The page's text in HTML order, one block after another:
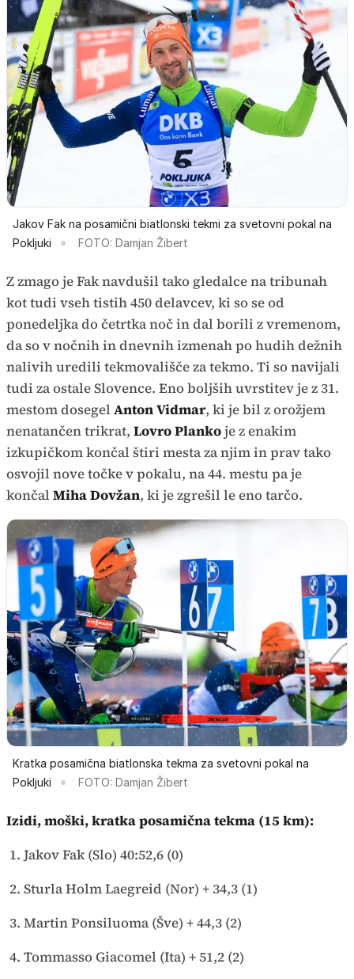
Jakov Fak na posamični biatlonski tekmi za svetovni pokal na
Pokljuki
FOTO: Damjan Žibert
Z zmago je Fak navdušil tako gledalce na tribunah
kot tudi vseh tistih 450 delavcev, ki so se od
ponedeljka do četrtka noč in dal borili z vremenom,
da so v nočnih in dnevnih izmenah po hudih dežnih
nalivih uredili tekmovališče za tekmo. Ti so navijali
tudi za ostale Slovence. Eno boljših uvrstitev je z 31.
mestom dosegel Anton Vidmar, ki je bil z orožjem
nenatančen trikrat, Lovro Plankoje z enakim
izkupičkom končal štiri mesta za njim in prav tako
osvojil nove točke v pokalu, na 44. mestu pa je
končal Miha Dovžan, ki je zgrešil le eno tarčo.
Kratka posamična biatlonska tekma za svetovni pokal na
Pokljuki
FOTO: Damjan Žibert
Izidi, moški, kratka posamična tekma (15 km):
1. Jakov Fak (Slo) 40:52,6 (0)
2. Sturla Holm Laegreid (Nor) + 34,3 (1)
3. Martin Ponsiluoma (Šve) + 44,3 (2)
4. Tommasso Giacomel (Ita) + 51,2 (2)